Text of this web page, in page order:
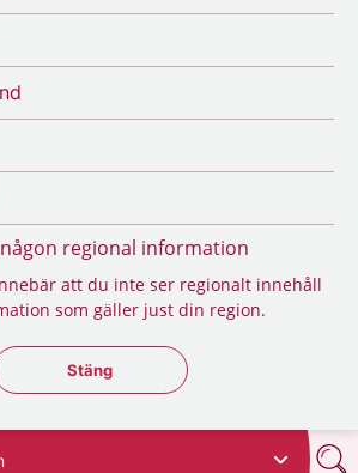
någon regional information
att du inte ser regionalt innehåll
som gäller just din region.
Stäng regionsväljaren
Stäng